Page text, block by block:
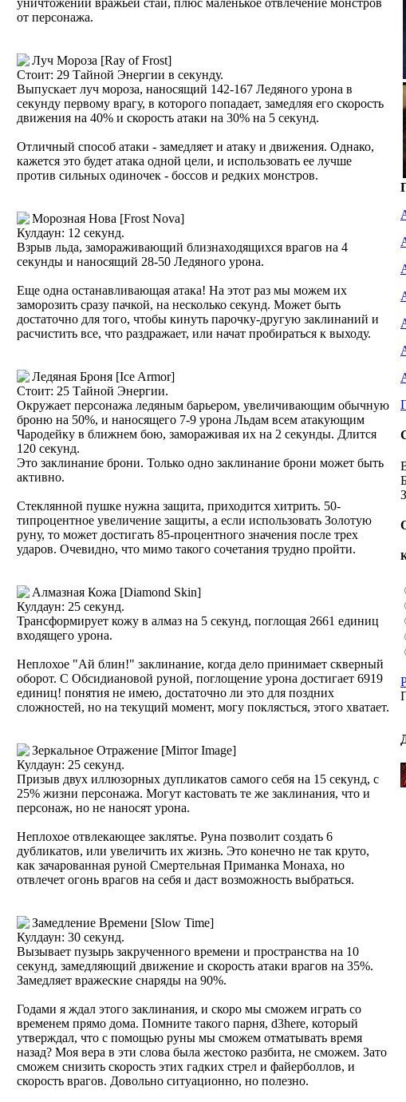
уничтожении вражьей стаи, плюс маленькое отвлечение монстров
от персонажа.
Луч Мороза [Ray of Frost]
Стоит: 29 Тайной Энергии в секунду.
Выпускает луч мороза, наносящий 142-167 Ледяного урона в
секунду первому врагу, в которого попадает, замедляя его скорость
движения на 40% и скорость атаки на 30% на 5 секунд.
Отличный способ атаки - замедляет и атаку и движения. Однако,
кажется это будет атака одной цели, и использовать ее лучше
против сильных одиночек - боссов и редких монстров.
Морозная Нова [Frost Nova]
Кулдаун: 12 секунд.
Взрыв льда, замораживающий близнаходящихся врагов на 4
секунды и наносящий 28-50 Ледяного урона.
Еще одна останавливающая атака! На этот раз мы можем их
заморозить сразу пачкой, на несколько секунд. Может быть
достаточно для того, чтобы кинуть парочку-другую заклинаний и
расчистить все, что раздражает, или начат пробираться к выходу.
Ледяная Броня [Ice Armor]
Стоит: 25 Тайной Энергии.
Окружает персонажа ледяным барьером, увеличивающим обычную
броню на 50%, и наносящего 7-9 урона Льдам всем атакующим
Чародейку в ближнем бою, замораживая их на 2 секунды. Длится
120 секунд.
Это заклинание брони. Только одно заклинание брони может быть
активно.
Стеклянной пушке нужна защита, приходится хитрить. 50-
типроцентное увеличение защиты, а если использовать Золотую
руну, то может достигать 85-процентного значения после трех
ударов. Очевидно, что мимо такого сочетания трудно пройти.
Алмазная Кожа [Diamond Skin]
Кулдаун: 25 секунд.
Трансформирует кожу в алмаз на 5 секунд, поглощая 2661 единиц
входящего урона.
Неплохое "Ай блин!" заклинание, когда дело принимает скверный
оборот. С Обсидиановой руной, поглощение урона достигает 6919
единиц! понятия не имею, достаточно ли это для поздних
сложностей, но на текущий момент, могу поклясться, этого хватает.
Зеркальное Отражение [Mirror Image]
Кулдаун: 25 секунд.
Призыв двух иллюзорных дупликатов самого себя на 15 секунд, с
25% жизни персонажа. Могут кастовать те же заклинания, что и
персонаж, но не наносят урона.
Неплохое отвлекающее заклятье. Руна позволит создать 6
дубликатов, или увеличить их жизнь. Это конечно не так круто,
как зачарованная руной Смертельная Приманка Монаха, но
отвлечет огонь врагов на себя и даст возможность выбраться.
Замедление Времени [Slow Time]
Кулдаун: 30 секунд.
Вызывает пузырь закрученного времени и пространства на 10
секунд, замедляющий движение и скорость атаки врагов на 35%.
Замедляет вражеские снаряды на 90%.
Годами я ждал этого заклинания, и скоро мы сможем играть со
временем прямо дома. Помните такого парня, d3here, который
утверждал, что с помощью руны мы сможем отматывать время
назад? Моя вера в эти слова была жестоко разбита, не сможем. Зато
сможем снизить скорость этих гадких стрел и файерболлов, и
скорость врагов. Довольно ситуационно, но полезно.